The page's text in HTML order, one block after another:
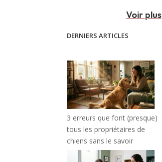
Voir plus
DERNIERS ARTICLES
3 erreurs que font (presque)
tous les propriétaires de
chiens sans le savoir